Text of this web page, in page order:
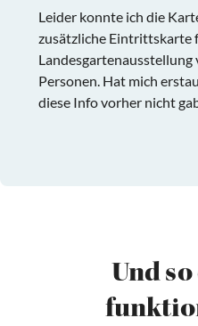
Leider konnte ich die
zusätzliche Eintrittskarte
Personen. Hat mich
diese Info vorher nicht
Und